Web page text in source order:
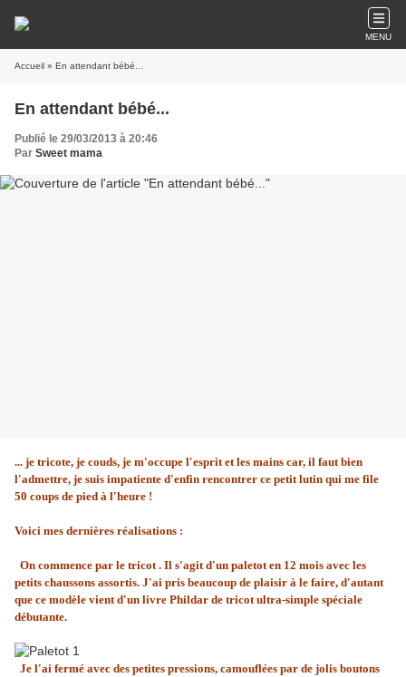
MENU
Accueil » En attendant bébé...
En attendant bébé...
Publié le 29/03/2013 à 20:46
Par Sweet mama
... je tricote, je couds, je m'occupe l'esprit et les mains car, il faut bien
l'admettre, je suis impatiente d'enfin rencontrer ce petit lutin qui me file
50 coups de pied à l'heure !
Voici mes dernières réalisations :
On commence par le tricot . Il s'agit d'un paletot en 12 mois avec les
petits chaussons assortis. J'ai pris beaucoup de plaisir à le faire, d'autant
que ce modèle vient d'un livre Phildar de tricot ultra-simple spéciale
débutante.
Je l'ai fermé avec des petites pressions, camouflées par de jolis boutons